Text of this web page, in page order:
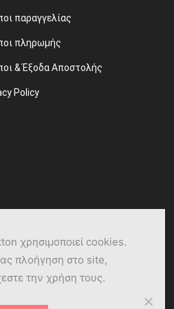
παραγγελίας
πληρωμής
& Έξοδα Αποστολής
Policy
χρησιμοποιεί cookies.
πλοήγηση στο site,
την χρήση τους.